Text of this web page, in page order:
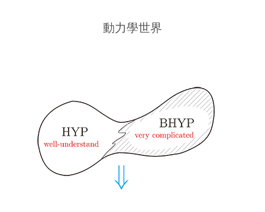
動力學世界